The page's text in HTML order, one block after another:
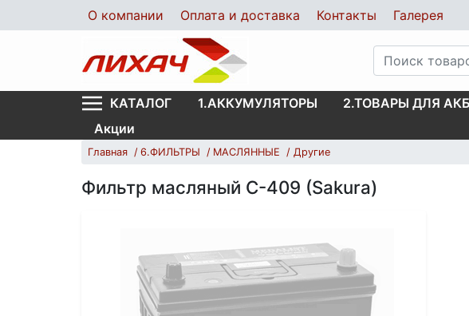
О компании Оплата и доставка Контакты Галерея
КАТАЛОГ 1.АККУМУЛЯТОРЫ 2.ТОВАРЫ ДЛЯ АКБ
Акции
Главная 6.ФИЛЬТРЫ МАСЛЯННЫЕ Другие
Фильтр масляный С-409 (Sakura)